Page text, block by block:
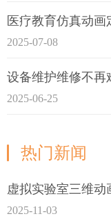
2025-07-08
2025-06-25
热门新闻
虚拟实验室三维动
2025-11-03